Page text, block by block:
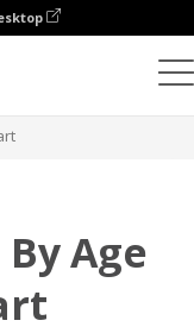
Age